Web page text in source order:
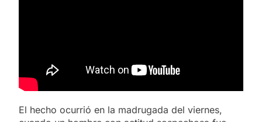
El hecho ocurrió en la madrugada del viernes,